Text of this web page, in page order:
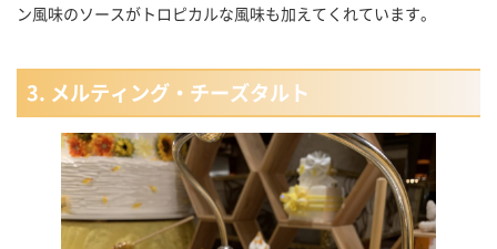
ン風味のソースがトロピカルな風味も加えてくれています。
3. メルティング・チーズタルト